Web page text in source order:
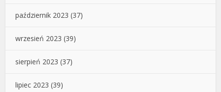
październik 2023 (37)
wrzesień 2023 (39)
sierpień 2023 (37)
lipiec 2023 (39)